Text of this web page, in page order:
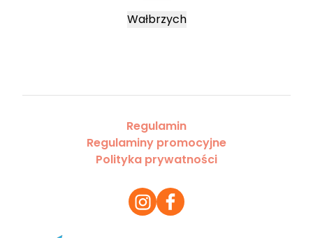
Wałbrzych
Regulamin
Regulaminy promocyjne
Polityka prywatności